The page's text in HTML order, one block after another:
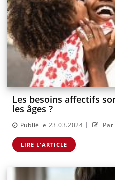
Les besoins affectifs
les âges ?
Publié le 23.03.2024 |
LIRE L'ARTICLE